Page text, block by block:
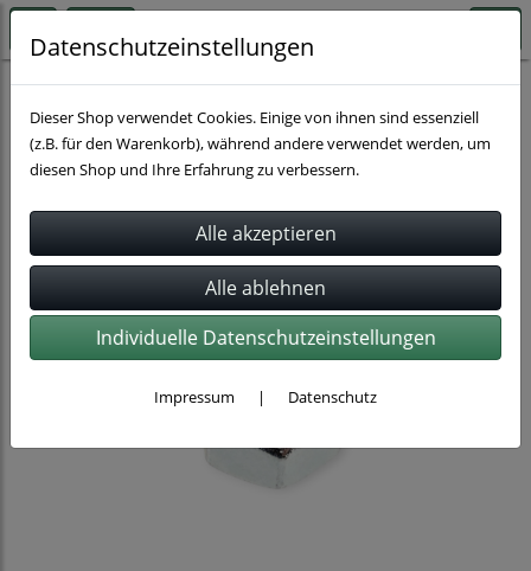
Rohrbefestigung Zubehör für Rohrbefestigung
Datenschutzeinstellungen
Dieser Shop verwendet Cookies. Einige von ihnen sind essenziell
(z.B. für den Warenkorb), während andere verwendet werden, um
diesen Shop und Ihre Erfahrung zu verbessern.
Individuelle Datenschutzeinstellungen
Impressum | Datenschutz